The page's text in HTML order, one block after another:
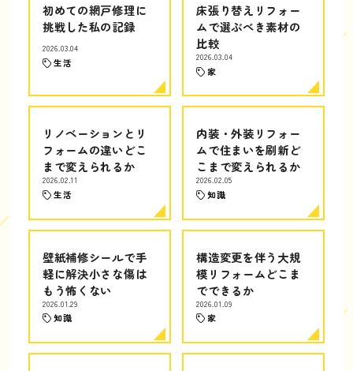
初めての網戸修理に
挑戦した私の記録
2026.03.04
生活
床張り替えリフォー
ムで選ぶべき素材の
比較
2026.03.04
家
リノベーションとリ
フォームの違いどこ
まで変えられるか
2026.02.11
生活
内装・外装リフォー
ムで住まいを刷新ど
こまで変えられるか
2026.02.05
知識
壁紙補修シールで手
軽に解決小さな傷は
もう怖くない
2026.01.29
知識
構造変更を伴う大規
模リフォームどこま
でできるか
2026.01.09
家